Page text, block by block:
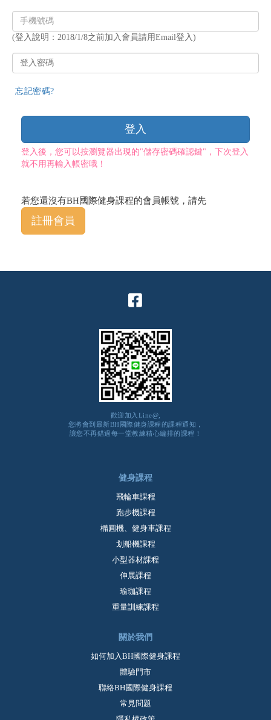
入
帳
號
(登入說明：2018/1/8之前加入會員請用Email登入)
入
碼
忘記密碼?
登入
登入後，您可以按瀏覽器出現的"儲存密碼確認鍵"，下次登入
就不用再輸入帳密哦！
若您還沒有BH國際健身課程的會員帳號，請先
註冊會員
歡迎加入Line@,
您將會到最新BH國際健身課程的課程通知，
讓您不再錯過每一堂教練精心編排的課程！
健身課程
飛輪車課程
跑步機課程
橢圓機、健身車課程
划船機課程
小型器材課程
伸展課程
瑜珈課程
重量訓練課程
關於我們
如何加入BH國際健身課程
體驗門市
聯絡BH國際健身課程
常見問題